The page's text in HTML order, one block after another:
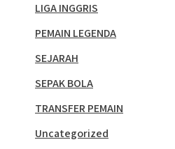
LIGA INGGRIS
PEMAIN LEGENDA
SEJARAH
SEPAK BOLA
TRANSFER PEMAIN
Uncategorized